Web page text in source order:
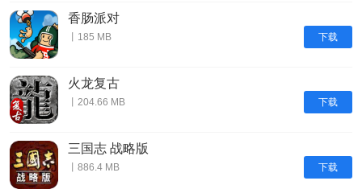
下载
香肠派对
丨185 MB
下载
火龙复古
丨204.66 MB
下载
三国志 战略版
丨886.4 MB